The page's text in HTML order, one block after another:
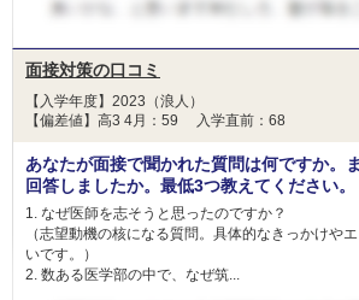
2月10日
大阪医科薬科大学 一般選抜（前期
大阪医科薬科大学 一般選抜（大阪府
日本医科大学 グローバル特別選抜（
日本医科大学 一般（前期地域枠）
日本医科大学 地域医療枠（前期）
獨協医科大学 新潟県地域枠
獨協医科大学 前期
獨協医科大学 栃木県地域枠
出願時に提出された書類等の内容に基づいて面接
い、提出書類等の内容を含めて総合的に判定します
【推薦入試】
学校推薦型選抜
総合点数 点 合格者得点率 非公開
数学 理科
面接対策の口コミ
【入学年度】2023（浪人）
【偏差値】高3 4月：59 入学直前：68
あなたが面接で聞かれた質問は何ですか。
回答しましたか。最低3つ教えてください。
1. なぜ医師を志そうと思ったのですか？
（志望動機の核になる質問。具体的なきっかけや
いです。）
2. 数ある医学部の中で、なぜ筑...